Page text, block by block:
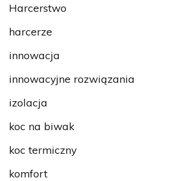
Harcerstwo
harcerze
innowacja
innowacyjne rozwiązania
izolacja
koc na biwak
koc termiczny
komfort